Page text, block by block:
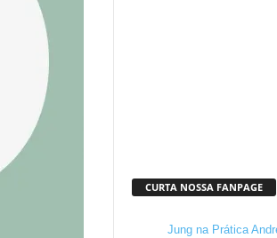
CURTA NOSSA FANPAGE
Jung na Prática